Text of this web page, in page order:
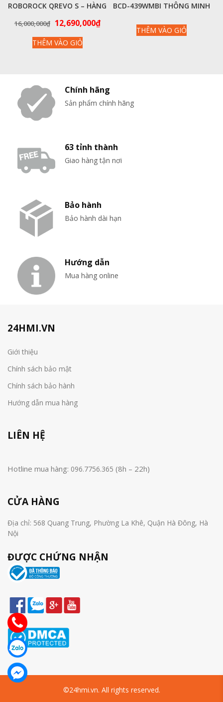
ROBOROCK QREVO S – HÀNG
16,000,000₫ Giá
là:
12,690,000₫Giá
THÊM VÀO GIỎ
BCD-439WMBI THÔNG MINH
2024
THÊM VÀO GIỎ
Chính hãng
Sản phẩm chính hãng
63 tỉnh thành
Giao hàng tận nơi
Bảo hành
Bảo hành dài hạn
Hướng dẫn
Mua hàng online
24HMI.VN
Giới thiệu
Chính sách bảo mật
Chính sách bảo hành
Hướng dẫn mua hàng
LIÊN HỆ
Hotline mua hàng: 096.7756.365 (8h – 22h)
CỬA HÀNG
Địa chỉ: 568 Quang Trung, Phường La Khê, Quận Hà Đông, Hà
Nội
ĐƯỢC CHỨNG NHẬN
©24hmi.vn. All rights reserved.